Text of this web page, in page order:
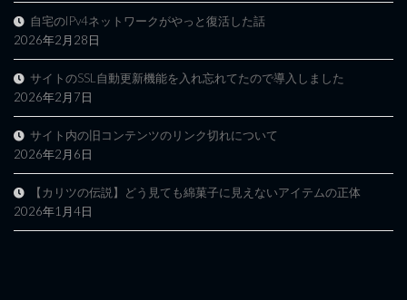
自宅のIPv4ネットワークがやっと復活した話
2026年2月28日
サイトのSSL自動更新機能を入れ忘れてたので導入しました
2026年2月7日
サイト内の旧コンテンツのリンク切れについて
2026年2月6日
【カリツの伝説】どう見ても綿菓子に見えないアイテムの正体
2026年1月4日